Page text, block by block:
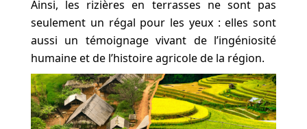
Ainsi, les rizières en terrasses ne sont pas
seulement un régal pour les yeux : elles sont
aussi un témoignage vivant de l’ingéniosité
humaine et de l’histoire agricole de la région.